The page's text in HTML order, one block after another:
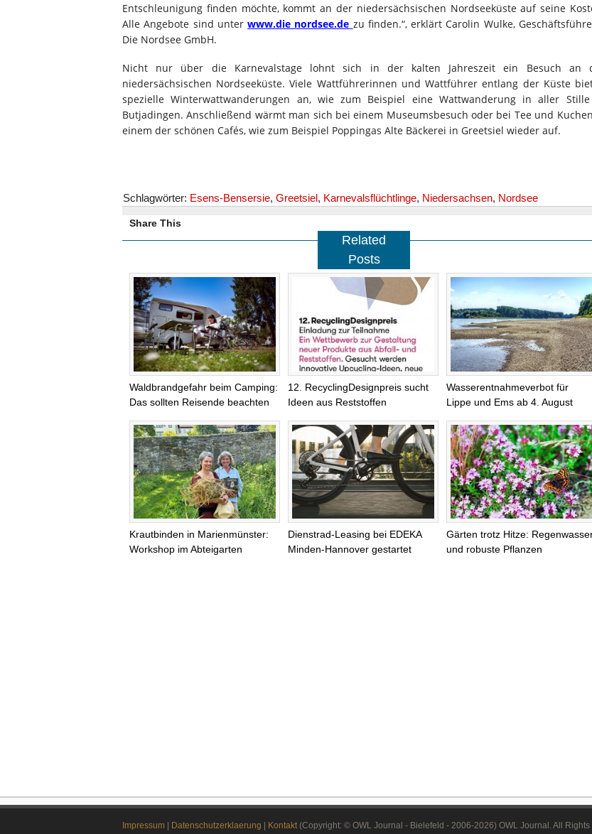
Entschleunigung finden möchte, kommt an der niedersächsischen Nordseeküste auf seine
Alle Angebote sind unterwww.die nordsee.de zu finden.“, erklärt Carolin Wulke,
Die Nordsee GmbH.
Nicht nur über die Karnevalstage lohnt sich in der kalten Jahreszeit ein Besuch an
niedersächsischen Nordseeküste. Viele Wattführerinnen und Wattführer entlang der Küste
spezielle Winterwattwanderungen an, wie zum Beispiel eine Wattwanderung in aller
Butjadingen. Anschließend wärmt man sich bei einem Museumsbesuch oder bei Tee und
einem der schönen Cafés, wie zum Beispiel Poppingas Alte Bäckerei in Greetsiel wieder auf.
Schlagwörter: Esens-Bensersie, Greetsiel, Karnevalsflüchtlinge, Niedersachsen, Nordsee
Share This
Related
Posts
Waldbrandgefahr beim Camping:
Das sollten Reisende beachten
12. RecyclingDesignpreis sucht
Ideen aus Reststoffen
Wasserentnahmeverbot für
Lippe und Ems ab 4. August
Krautbinden in Marienmünster:
Workshop im Abteigarten
Dienstrad-Leasing bei EDEKA
Minden-Hannover gestartet
Gärten trotz Hitze:
und robuste Pflanzen
Impressum Datenschutzerklaerung Kontakt(Copyright: © OWL Journal - Bielefeld - 2006-2026) OWL Journal. All